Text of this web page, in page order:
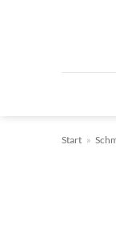
Start »